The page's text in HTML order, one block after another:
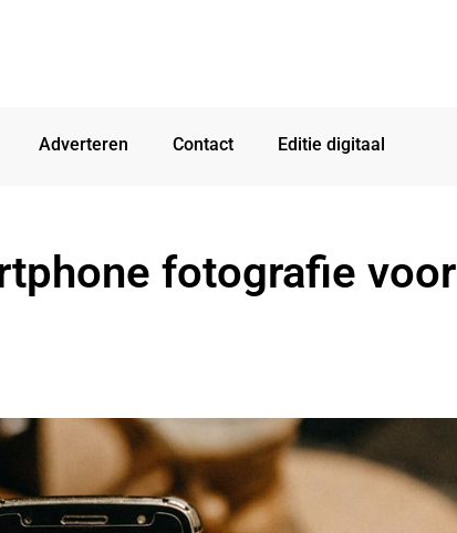
Adverteren Contact Editie digitaal
fotografie voor